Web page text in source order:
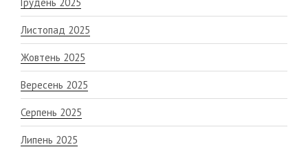
Листопад 2025
Жовтень 2025
Вересень 2025
Серпень 2025
Липень 2025